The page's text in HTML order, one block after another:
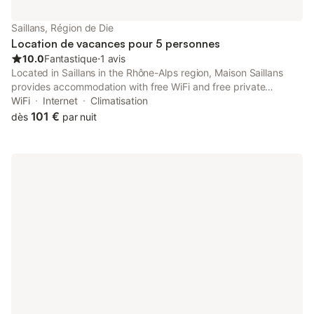
Saillans, Région de Die
Location de vacances pour 5 personnes
10.0Fantastique⋅1 avis
Located in Saillans in the Rhône-Alps region, Maison Saillans
provides accommodation with free WiFi and free private
parking. The holiday home features a terrace, 1 bedroom, a
living room and a well-equipped kitchen. A flat-screen TV is
WiFi Internet
Climatisation
dès 101 € par nuit